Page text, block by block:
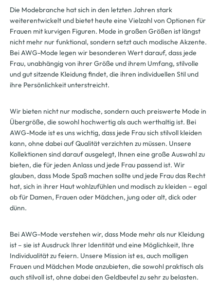
Die Modebranche hat sich in den letzten Jahren stark
weiterentwickelt und bietet heute eine Vielzahl von Optionen für
Frauen mit kurvigen Figuren. Mode in großen Größen ist längst
nicht mehr nur funktional, sondern setzt auch modische Akzente.
Bei AWG-Mode legen wir besonderen Wert darauf, dass jede
Frau, unabhängig von ihrer Größe und ihrem Umfang, stilvolle
und gut sitzende Kleidung findet, die ihren individuellen Stil und
ihre Persönlichkeit unterstreicht.
Wir bieten nicht nur modische, sondern auch preiswerte Mode in
Übergröße, die sowohl hochwertig als auch werthaltig ist. Bei
AWG-Mode ist es uns wichtig, dass jede Frau sich stilvoll kleiden
kann, ohne dabei auf Qualität verzichten zu müssen. Unsere
Kollektionen sind darauf ausgelegt, Ihnen eine große Auswahl zu
bieten, die für jeden Anlass und jede Frau passend ist. Wir
glauben, dass Mode Spaß machen sollte und jede Frau das Recht
hat, sich in ihrer Haut wohlzufühlen und modisch zu kleiden – egal
ob für Damen, Frauen oder Mädchen, jung oder alt, dick oder
dünn.
Bei AWG-Mode verstehen wir, dass Mode mehr als nur Kleidung
ist – sie ist Ausdruck Ihrer Identität und eine Möglichkeit, Ihre
Individualität zu feiern. Unsere Mission ist es, auch molligen
Frauen und Mädchen Mode anzubieten, die sowohl praktisch als
auch stilvoll ist, ohne dabei den Geldbeutel zu sehr zu belasten.